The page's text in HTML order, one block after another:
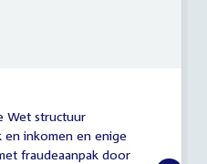
Wet structuur
en inkomen en enige
fraudeaanpak door